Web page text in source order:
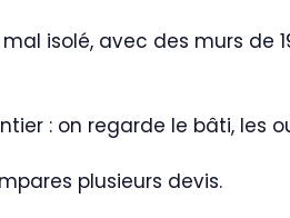
isolé, avec des murs
: on regarde le bâti, les
plusieurs devis.